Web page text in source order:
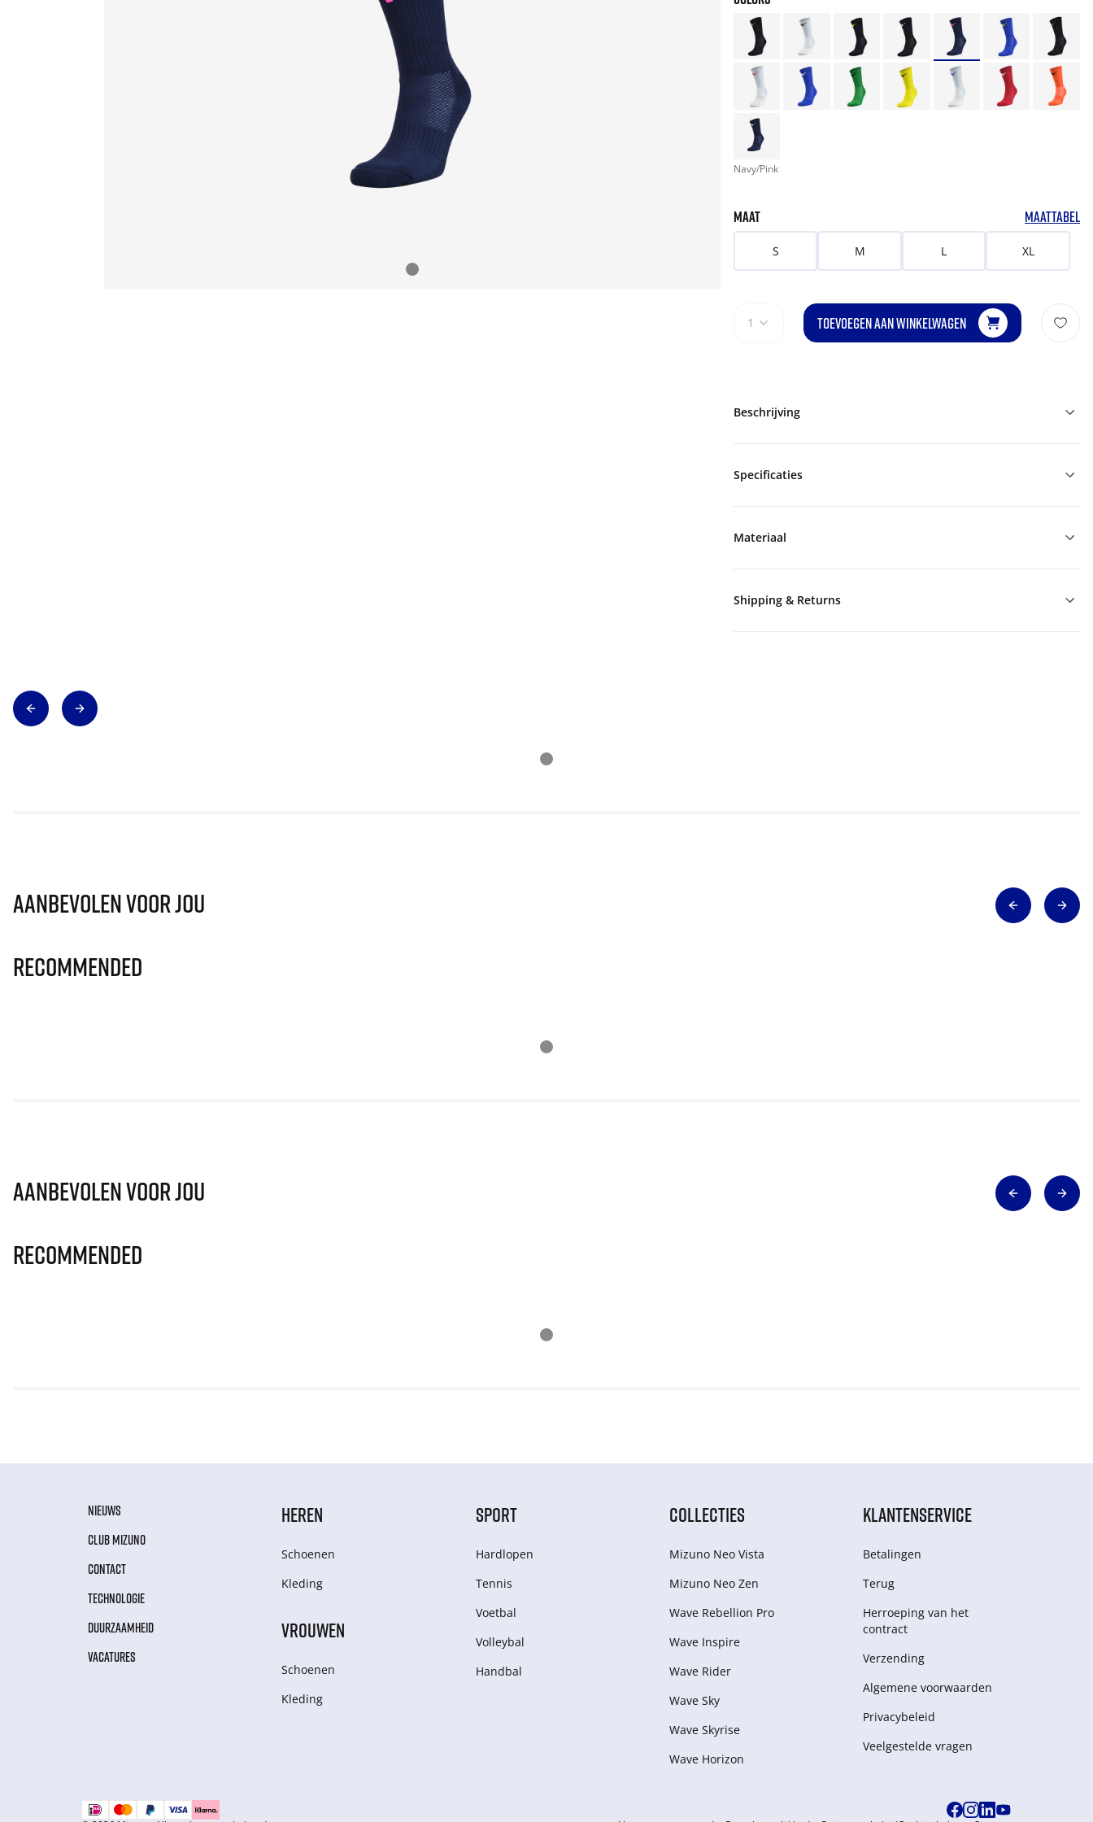
Navy/Pink
MAAT MAATTABEL
S M L XL
1 TOEVOEGEN AAN WINKELWAGEN
Beschrijving
Specificaties
Materiaal
Shipping & Returns
Aanbevolen voor jou
Recommended
Aanbevolen voor jou
Recommended
NIEUWS
CLUB MIZUNO
CONTACT
TECHNOLOGIE
DUURZAAMHEID
VACATURES
HEREN
Schoenen
Kleding
VROUWEN
Schoenen
Kleding
SPORT
Hardlopen
Tennis
Voetbal
Volleybal
Handbal
COLLECTIES
Mizuno Neo Vista
Mizuno Neo Zen
Wave Rebellion Pro
Wave Inspire
Wave Rider
Wave Sky
Wave Skyrise
Wave Horizon
KLANTENSERVICE
Betalingen
Terug
Herroeping van het
contract
Verzending
Algemene voorwaarden
Privacybeleid
Veelgestelde vragen